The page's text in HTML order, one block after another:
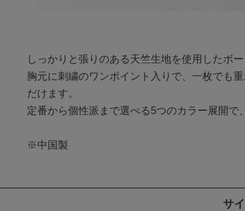
しっかりと張りのある天竺生地を使用したボー
胸元に刺繍のワンポイント入りで、一枚でも
だけます。
定番から個性派まで選べる5つのカラー展開
※中国製
サ